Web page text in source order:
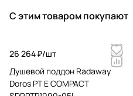
С этим товаром покупают
26 264 ₽/шт
Душевой поддон Radaway
Doros PT E COMPACT